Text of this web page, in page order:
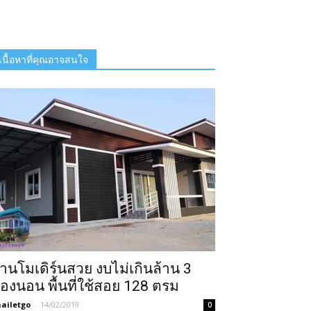
เนื้อหาที่คุณอาจสนใจ
นโมเดิร์นสวย งบไม่เกินล้าน 3
งนอน พื้นที่ใช้สอย 128 ตรม
- 14/02/2019 0